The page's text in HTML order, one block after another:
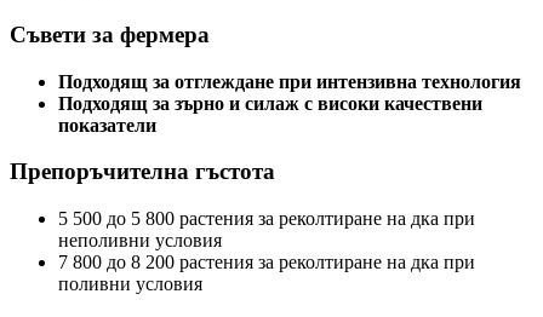
Съвети за фермера
Подходящ за отглеждане при интензивна технология
Подходящ за зърно и силаж с високи качествени
показатели
Препоръчителна гъстота
5 500 до 5 800 растения за реколтиране на дка при
неполивни условия
7 800 до 8 200 растения за реколтиране на дка при
поливни условия